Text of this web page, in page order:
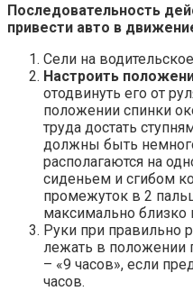
Последовательность
привести авто в
Сели на
Настроить
отодвинуть его от
положении спинки
труда достать
должны быть
располагаются на
сиденьем и сгибом
промежуток в 2
максимально близко
Руки при правильно
лежать в положении
– «9 часов», если
часов.